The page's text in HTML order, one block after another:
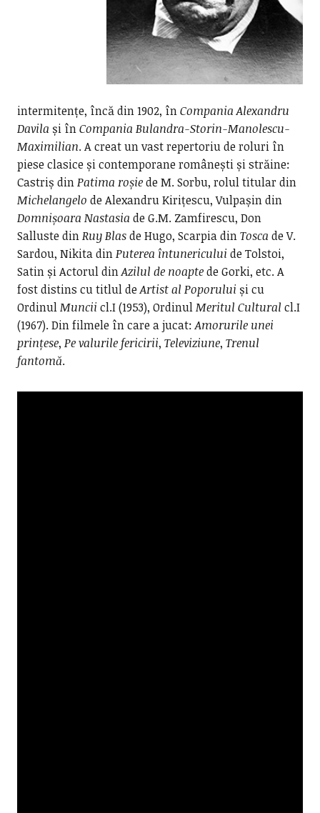
intermitențe, încă din 1902, înCompania Alexandru
Davila și înCompania Bulandra-Storin-Manolescu-
Maximilian. A creat un vast repertoriu de roluri în
piese clasice și contemporane românești și străine:
Castriș dinPatima roșiede M. Sorbu, rolul titular din
Michelangelo de Alexandru Kirițescu, Vulpașin din
Domnișoara Nastasia de G.M. Zamfirescu, Don
Salluste dinRuy Blasde Hugo, Scarpia dinTosca de V.
Sardou, Nikita dinPuterea întunericului de Tolstoi,
Satin și Actorul dinAzilul de noaptede Gorki, etc. A
fost distins cu titlul deArtist al Poporului și cu
OrdinulMuncii cl.I (1953), OrdinulMeritul Cultural cl.I
(1967). Din filmele în care a jucat:Amorurile unei
prințese, Pe valurile fericirii, Televiziune, Trenul
fantomă.